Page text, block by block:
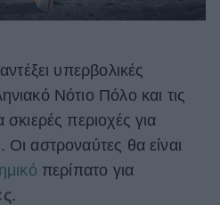
υπερβολικές
Νότιο Πόλο και τις
περιοχές για
. Οι αστροναύτες θα είναι
περίπατο για
.